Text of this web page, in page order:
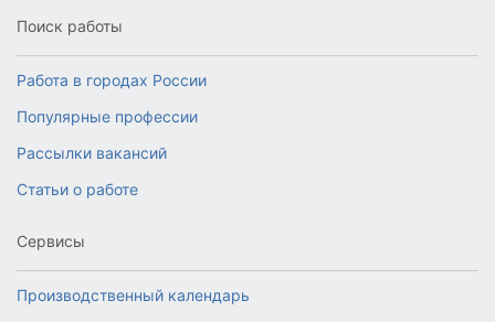
Поиск работы
Работа в городах России
Популярные профессии
Рассылки вакансий
Статьи о работе
Сервисы
Производственный календарь